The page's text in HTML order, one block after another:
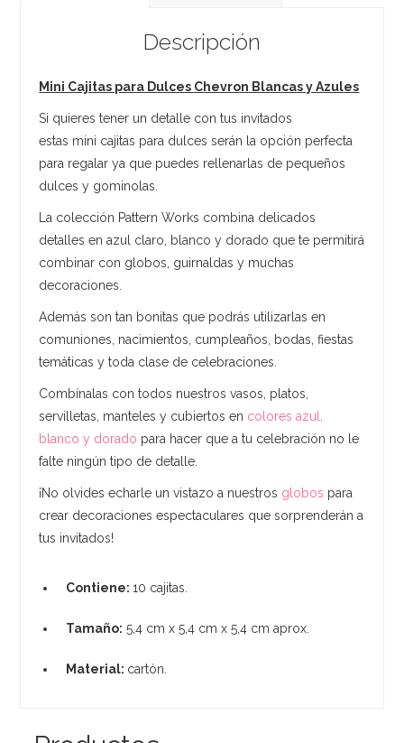
Descripción
Mini Cajitas para Dulces Chevron Blancas y Azules
Si quieres tener un detalle con tus invitados
estas mini cajitas para dulces serán la opción perfecta
para regalar ya que puedes rellenarlas de pequeños
dulces y gominolas.
La colección Pattern Works combina delicados
detalles en azul claro, blanco y dorado que te permitirá
combinar con globos, guirnaldas y muchas
decoraciones.
Además son tan bonitas que podrás utilizarlas en
comuniones, nacimientos, cumpleaños, bodas, fiestas
temáticas y toda clase de celebraciones.
Combínalas con todos nuestros vasos, platos,
servilletas, manteles y cubiertos en colores azul,
blanco y dorado para hacer que a tu celebración no le
falte ningún tipo de detalle.
¡No olvides echarle un vistazo a nuestros globos para
crear decoraciones espectaculares que sorprenderán a
tus invitados!
Contiene:10 cajitas.
Tamaño: 5,4 cm x 5,4 cm x 5,4 cm aprox.
Material: cartón.